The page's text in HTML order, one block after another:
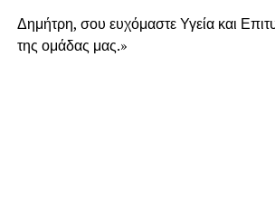
Δημήτρη, σου ευχόμαστε Υγεία και
της ομάδας μας.»